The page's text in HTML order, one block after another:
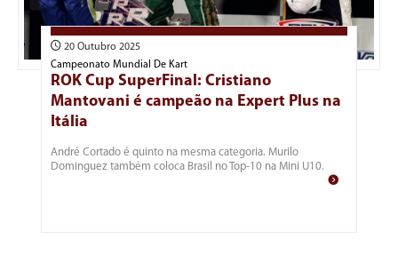
20 Outubro 2025
Campeonato Mundial De Kart
ROK Cup SuperFinal: Cristiano
Mantovani é campeão na Expert Plus na
Itália
André Cortado é quinto na mesma categoria. Murilo
Dominguez também coloca Brasil no Top-10 na Mini U10.